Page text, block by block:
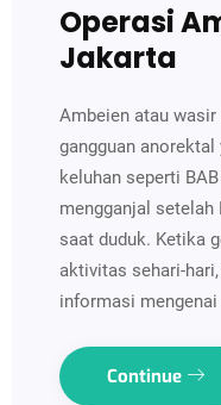
Operasi
Jakarta
Ambeien atau
gangguan
keluhan seperti
mengganjal setelah
saat duduk. Ketika
aktivitas sehari-
informasi
Continue